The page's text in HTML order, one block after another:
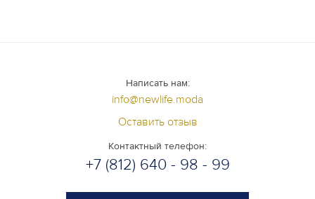
Написать нам:
info@newlife.moda
Оставить отзыв
Контактный телефон:
+7 (812) 640 - 98 - 99